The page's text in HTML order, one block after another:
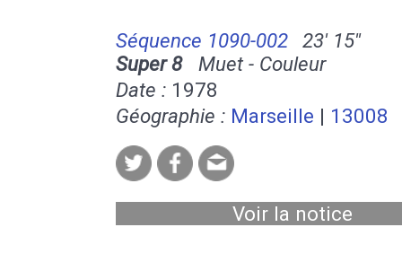
Séquence 1090-002
23' 15''
Super 8Muet - Couleur
Date : 1978
Géographie : Marseille | 13008
Voir la notice